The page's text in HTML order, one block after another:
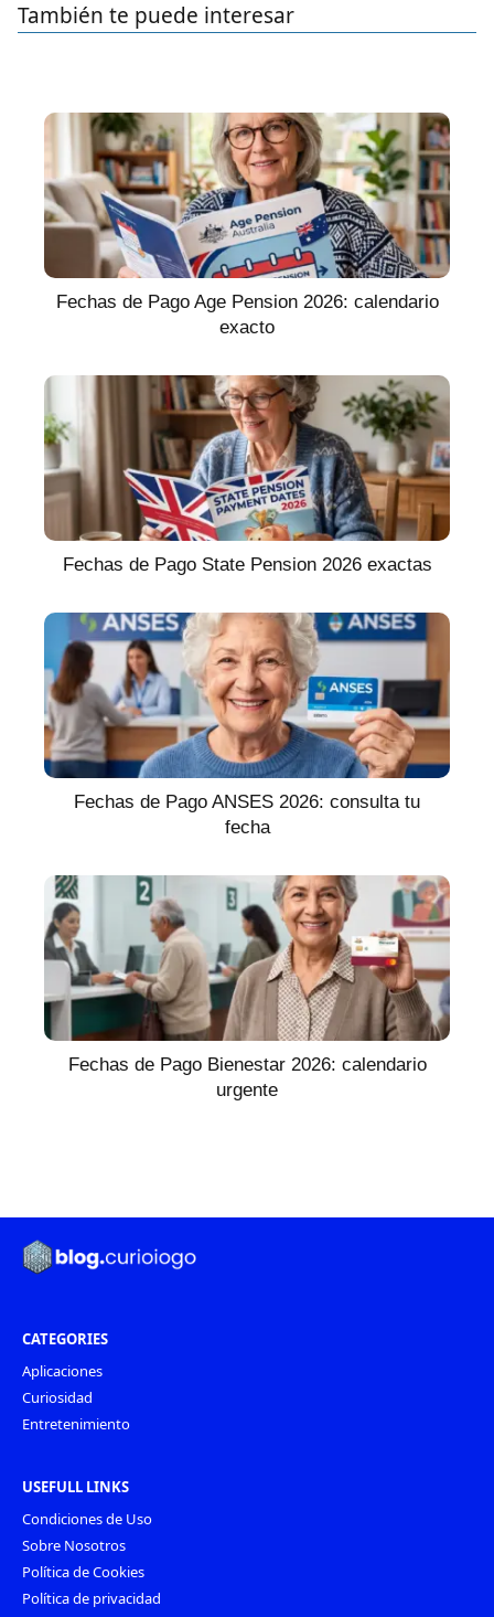
También te puede interesar
Fechas de Pago Age Pension 2026: calendario
exacto
Fechas de Pago State Pension 2026 exactas
Fechas de Pago ANSES 2026: consulta tu
fecha
Fechas de Pago Bienestar 2026: calendario
urgente
CATEGORIES
Aplicaciones
Curiosidad
Entretenimiento
USEFULL LINKS
Condiciones de Uso
Sobre Nosotros
Política de Cookies
Política de privacidad